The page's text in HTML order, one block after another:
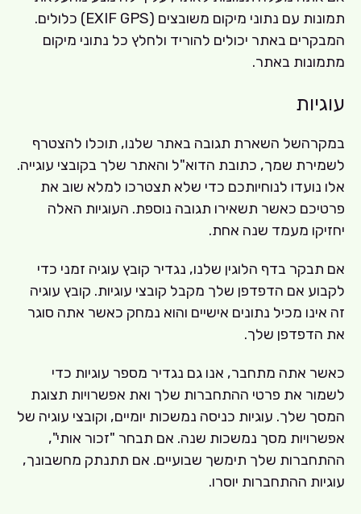
תמונות עם נתוני מיקום משובצים (EXIF GPS) כלולים.
המבקרים באתר יכולים להוריד ולחלץ כל נתוני מיקום
מתמונות באתר.
עוגיות
במקרהשל השארת תגובה באתר שלנו, תוכלו להצטרף
לשמירת שמך, כתובת הדוא"ל והאתר שלך בקובצי עוגייה.
אלו נועדו לנוחיותכם כדי שלא תצטרכו למלא שוב את
פרטיכם כאשר תשאירו תגובה נוספת. העוגיות האלה
יחזיקו מעמד שנה אחת.
אם תבקר בדף הלוגין שלנו, נגדיר קובץ עוגיה זמני כדי
לקבוע אם הדפדפן שלך מקבל קובצי עוגיות. קובץ עוגיה
זה אינו מכיל נתונים אישיים והוא נמחק כאשר אתה סוגר
את הדפדפן שלך.
כאשר אתה מתחבר, אנו גם נגדיר מספר עוגיות כדי
לשמור את פרטי ההתחברות שלך ואת אפשרויות תצוגת
המסך שלך. עוגיות כניסה נמשכות יומיים, וקובצי עוגיה של
אפשרויות מסך נמשכות שנה. אם תבחר "זכור אותי",
ההתחברות שלך תימשך שבועיים. אם תתנתק מחשבונך,
עוגיות ההתחברות יוסרו.